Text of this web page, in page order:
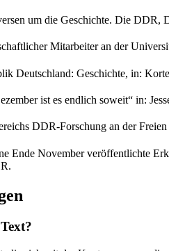
um die Geschichte. Die DDR,
Mitarbeiter an der
Deutschland: Geschichte, in:
ist es endlich soweit“ in:
DDR-Forschung an der
Ende November veröffentlichte